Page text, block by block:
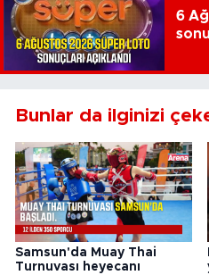
6
Bunlar da ilginizi
Samsun'da Muay Thai
Turnuvası heyecanı